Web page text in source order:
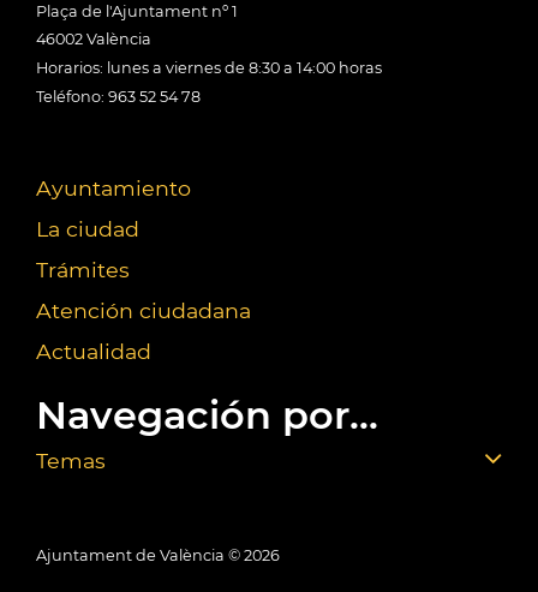
Plaça de l'Ajuntament nº 1
46002 València
Horarios: lunes a viernes de 8:30 a 14:00 horas
Teléfono: 963 52 54 78
Ayuntamiento
La ciudad
Trámites
Atención ciudadana
Actualidad
Navegación por...
Temas
Ajuntament de València © 2026